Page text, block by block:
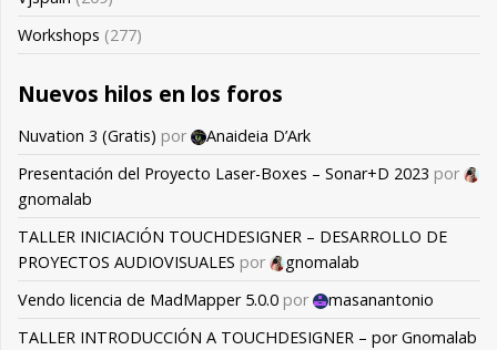
Workshops (277)
Nuevos hilos en los foros
Nuvation 3 (Gratis) por
Anaideia D’Ark
Presentación del Proyecto Laser-Boxes – Sonar+D 2023 por
gnomalab
TALLER INICIACIÓN TOUCHDESIGNER – DESARROLLO DE
PROYECTOS AUDIOVISUALES por
gnomalab
Vendo licencia de MadMapper 5.0.0 por
masanantonio
TALLER INTRODUCCIÓN A TOUCHDESIGNER – por Gnomalab